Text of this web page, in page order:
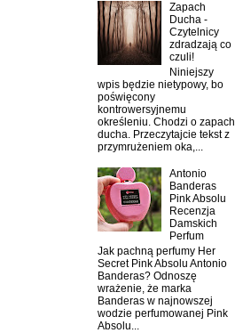
Zapach
Ducha -
Czytelnicy
zdradzają co
czuli!
Niniejszy
wpis będzie nietypowy, bo
poświęcony
kontrowersyjnemu
określeniu. Chodzi o zapach
ducha. Przeczytajcie tekst z
przymrużeniem oka,...
Antonio
Banderas
Pink Absolu
Recenzja
Damskich
Perfum
Jak pachną perfumy Her
Secret Pink Absolu Antonio
Banderas? Odnoszę
wrażenie, że marka
Banderas w najnowszej
wodzie perfumowanej Pink
Absolu...